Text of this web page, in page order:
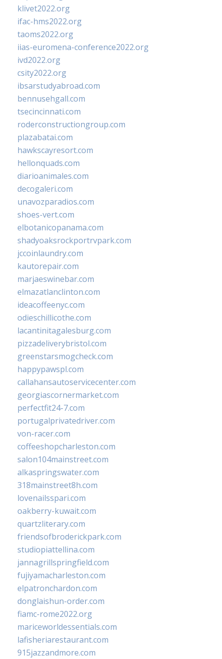
klivet2022.org
ifac-hms2022.org
taoms2022.org
iias-euromena-conference2022.org
ivd2022.org
csity2022.org
ibsarstudyabroad.com
bennusehgall.com
tsecincinnati.com
roderconstructiongroup.com
plazabatai.com
hawkscayresort.com
hellonquads.com
diarioanimales.com
decogaleri.com
unavozparadios.com
shoes-vert.com
elbotanicopanama.com
shadyoaksrockportrvpark.com
jccoinlaundry.com
kautorepair.com
marjaeswinebar.com
elmazatlanclinton.com
ideacoffeenyc.com
odieschillicothe.com
lacantinitagalesburg.com
pizzadeliverybristol.com
greenstarsmogcheck.com
happypawspl.com
callahansautoservicecenter.com
georgiascornermarket.com
perfectfit24-7.com
portugalprivatedriver.com
von-racer.com
coffeeshopcharleston.com
salon104mainstreet.com
alkaspringswater.com
318mainstreet8h.com
lovenailsspari.com
oakberry-kuwait.com
quartzliterary.com
friendsofbroderickpark.com
studiopiattellina.com
jannagrillspringfield.com
fujiyamacharleston.com
elpatronchardon.com
donglaishun-order.com
fiamc-rome2022.org
mariceworldessentials.com
lafisheriarestaurant.com
915jazzandmore.com